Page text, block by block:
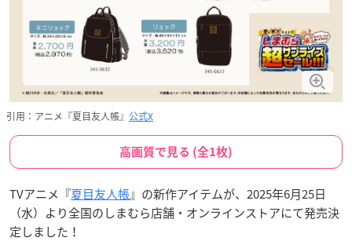
引用：アニメ『夏目友人帳』 公式X
高画質で見る (全1枚)
TVアニメ『夏目友人帳』の新作アイテムが、2025年6月25日
（水）より全国のしまむら店舗・オンラインストアにて発売決
定しました！